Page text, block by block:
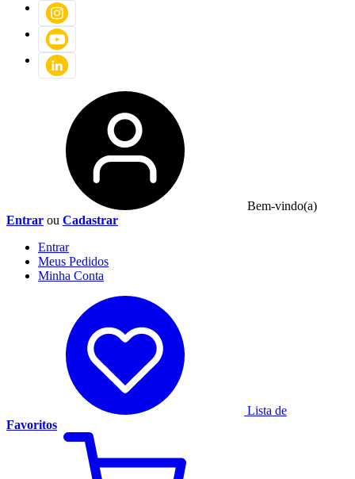
Bem-vindo(a)
Entrar ou Cadastrar
Entrar
Meus Pedidos
Minha Conta
Lista de
Favoritos